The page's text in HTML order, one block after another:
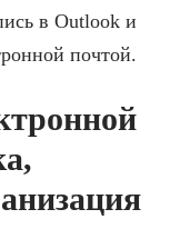
в Outlook и
почтой.